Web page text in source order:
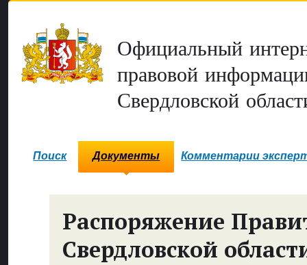
Официальный
правовой
Свердловской
Поиск Документы Комментарии
Распоряжение
Свердловской